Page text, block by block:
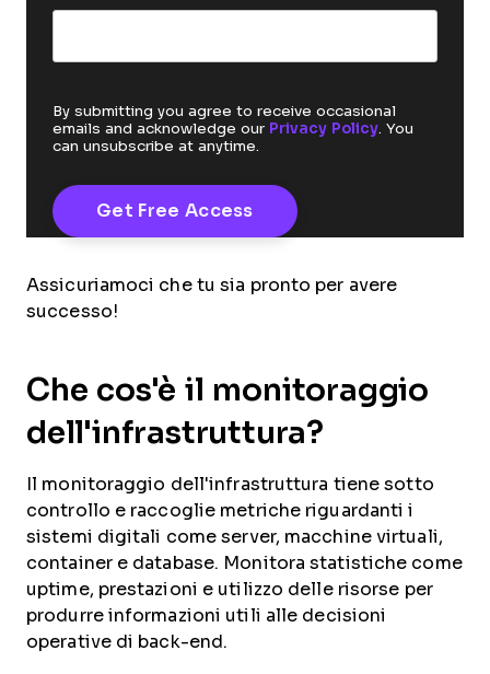
By submitting you agree to receive occasional
emails and acknowledge our Privacy Policy. You
can unsubscribe at anytime.
Assicuriamoci che tu sia pronto per avere
successo!
Che cos'è il monitoraggio
dell'infrastruttura?
Il monitoraggio dell'infrastruttura tiene sotto
controllo e raccoglie metriche riguardanti i
sistemi digitali come server, macchine virtuali,
container e database. Monitora statistiche come
uptime, prestazioni e utilizzo delle risorse per
produrre informazioni utili alle decisioni
operative di back-end.